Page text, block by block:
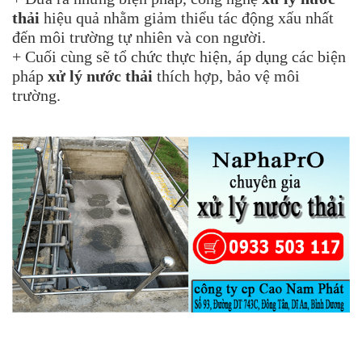
thải hiệu quả nhằm giảm thiểu tác động xấu nhất
đến môi trường tự nhiên và con người.
+ Cuối cùng sẽ tổ chức thực hiện, áp dụng các biện
pháp xử lý nước thải thích hợp, bảo vệ môi
trường.